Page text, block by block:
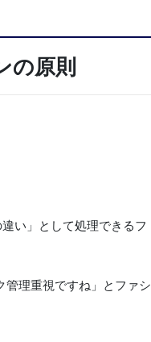
の原則
い」として処理できるフ
管理重視ですね」とファシ